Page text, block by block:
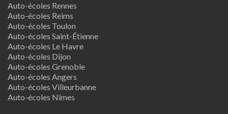
Auto-écoles Rennes
Auto-écoles Reims
Auto-écoles Toulon
Auto-écoles Saint-Étienne
Auto-écoles Le Havre
Auto-écoles Dijon
Auto-écoles Grenoble
Auto-écoles Angers
Auto-écoles Villeurbanne
Auto-écoles Nîmes